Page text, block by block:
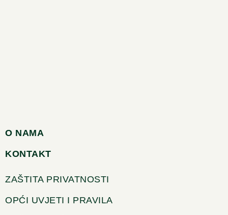
O NAMA
KONTAKT
ZAŠTITA PRIVATNOSTI
OPĆI UVJETI I PRAVILA